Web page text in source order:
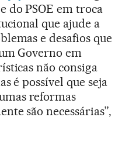
do PSOE em troca
que ajude a
e desafios que
Governo em
não consiga
é possível que seja
reformas
são necessárias”,